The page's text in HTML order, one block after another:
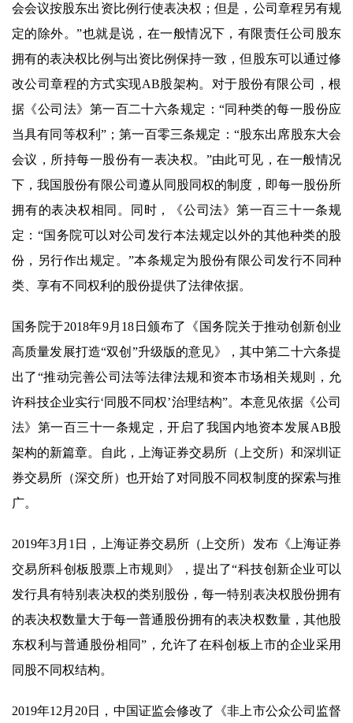
会会议按股东出资比例行使表决权；但是，公司章程另有规
定的除外。”也就是说，在一般情况下，有限责任公司股东
拥有的表决权比例与出资比例保持一致，但股东可以通过修
改公司章程的方式实现AB股架构。对于股份有限公司，根
据《公司法》第一百二十六条规定：“同种类的每一股份应
当具有同等权利”；第一百零三条规定：“股东出席股东大会
会议，所持每一股份有一表决权。”由此可见，在一般情况
下，我国股份有限公司遵从同股同权的制度，即每一股份所
拥有的表决权相同。同时，《公司法》第一百三十一条规
定：“国务院可以对公司发行本法规定以外的其他种类的股
份，另行作出规定。”本条规定为股份有限公司发行不同种
类、享有不同权利的股份提供了法律依据。
国务院于2018年9月18日颁布了《国务院关于推动创新创业
高质量发展打造“双创”升级版的意见》，其中第二十六条提
出了“推动完善公司法等法律法规和资本市场相关规则，允
许科技企业实行‘同股不同权’治理结构”。本意见依据《公司
法》第一百三十一条规定，开启了我国内地资本发展AB股
架构的新篇章。自此，上海证券交易所（上交所）和深圳证
券交易所（深交所）也开始了对同股不同权制度的探索与推
广。
2019年3月1日，上海证券交易所（上交所）发布《上海证券
交易所科创板股票上市规则》，提出了“科技创新企业可以
发行具有特别表决权的类别股份，每一特别表决权股份拥有
的表决权数量大于每一普通股份拥有的表决权数量，其他股
东权利与普通股份相同”，允许了在科创板上市的企业采用
同股不同权结构。
2019年12月20日，中国证监会修改了《非上市公众公司监督